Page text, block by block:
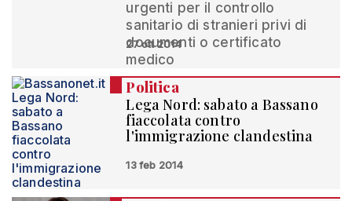
urgenti per il controllo
sanitario di stranieri privi di
documenti o certificato
medico
27 ott 2014
Politica
Lega Nord: sabato a Bassano
fiaccolata contro
l'immigrazione clandestina
13 feb 2014